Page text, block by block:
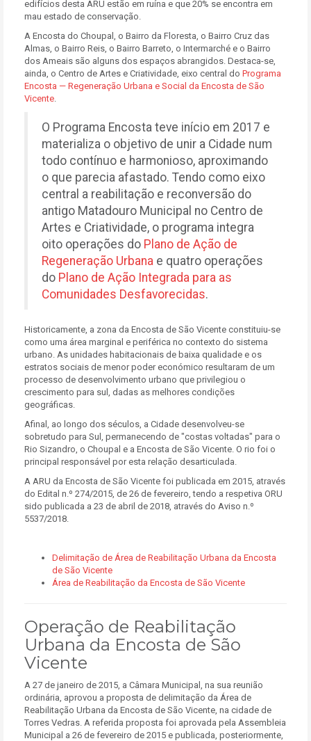
edifícios desta ARU estão em ruína e que 20% se encontra em
mau estado de conservação.
A Encosta do Choupal, o Bairro da Floresta, o Bairro Cruz das
Almas, o Bairro Reis, o Bairro Barreto, o Intermarché e o Bairro
dos Ameais são alguns dos espaços abrangidos. Destaca-se,
ainda, o Centro de Artes e Criatividade, eixo central do Programa
Encosta — Regeneração Urbana e Social da Encosta de São
Vicente.
O Programa Encosta teve início em 2017 e
materializa o objetivo de unir a Cidade num
todo contínuo e harmonioso, aproximando
o que parecia afastado. Tendo como eixo
central a reabilitação e reconversão do
antigo Matadouro Municipal no Centro de
Artes e Criatividade, o programa integra
oito operações do Plano de Ação de
Regeneração Urbana e quatro operações
do Plano de Ação Integrada para as
Comunidades Desfavorecidas.
Historicamente, a zona da Encosta de São Vicente constituiu-se
como uma área marginal e periférica no contexto do sistema
urbano. As unidades habitacionais de baixa qualidade e os
estratos sociais de menor poder económico resultaram de um
processo de desenvolvimento urbano que privilegiou o
crescimento para sul, dadas as melhores condições
geográficas.
Afinal, ao longo dos séculos, a Cidade desenvolveu-se
sobretudo para Sul, permanecendo de "costas voltadas" para o
Rio Sizandro, o Choupal e a Encosta de São Vicente. O rio foi o
principal responsável por esta relação desarticulada.
A ARU da Encosta de São Vicente foi publicada em 2015, através
do Edital n.º 274/2015, de 26 de fevereiro, tendo a respetiva ORU
sido publicada a 23 de abril de 2018, através do Aviso n.º
5537/2018.
Delimitação de Área de Reabilitação Urbana da Encosta
de São Vicente
Área de Reabilitação da Encosta de São Vicente
Operação de Reabilitação
Urbana da Encosta de São
Vicente
A 27 de janeiro de 2015, a Câmara Municipal, na sua reunião
ordinária, aprovou a proposta de delimitação da Área de
Reabilitação Urbana da Encosta de São Vicente, na cidade de
Torres Vedras. A referida proposta foi aprovada pela Assembleia
Municipal a 26 de fevereiro de 2015 e publicada, posteriormente,